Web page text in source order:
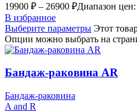
19900 ₽ – 26900 ₽Диапазон
В избранное
Выберите параметры Этот
Опции можно выбрать на
Бандаж-раковина AR
Бандаж-раковина
A and R